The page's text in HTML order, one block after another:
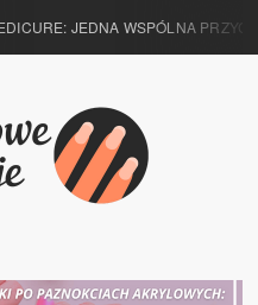
JEDNA WSPÓLNA